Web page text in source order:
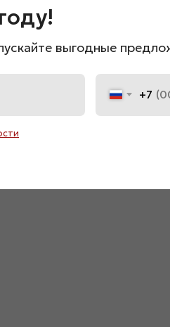
выгодные
+7